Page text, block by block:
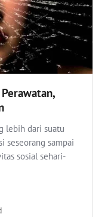
lebih dari suatu
seseorang sampai
sosial sehari-